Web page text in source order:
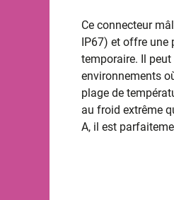
Ce connecteur
IP67) et offre une
temporaire. Il
environnements
plage de
au froid extrême
A, il est